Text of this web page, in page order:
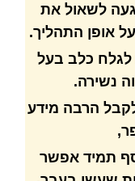
לשאול את
על אופן התהליך.
לגלח כלב בעל
נשירה.
הרבה מידע
,
תמיד אפשר